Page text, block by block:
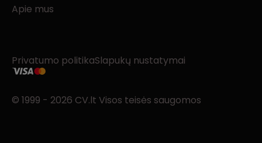
Apie mus
Privatumo politikaSlapukų nustatymai
© 1999 - 2026 CV.lt Visos teisės saugomos